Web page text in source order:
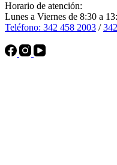
Horario de atención:
Lunes a Viernes de 8:30 a
Teléfono: 342 458 2003 /